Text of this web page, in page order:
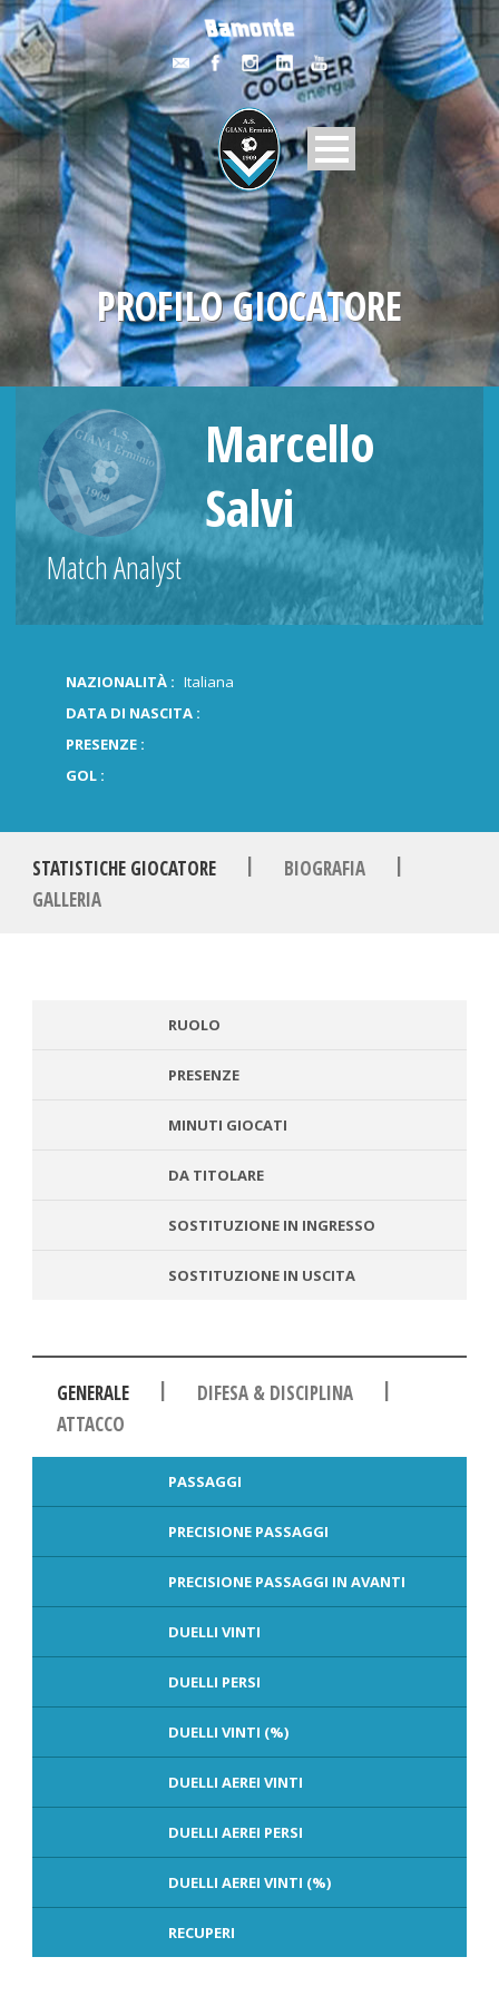
PROFILO GIOCATORE
Marcello
Salvi
Match Analyst
NAZIONALITÀ : Italiana
DATA DI NASCITA :
PRESENZE :
GOL :
STATISTICHE GIOCATORE | BIOGRAFIA
|
GALLERIA
RUOLO
PRESENZE
MINUTI GIOCATI
DA TITOLARE
SOSTITUZIONE IN INGRESSO
SOSTITUZIONE IN USCITA
GENERALE | DIFESA & DISCIPLINA
|
ATTACCO
PASSAGGI
PRECISIONE PASSAGGI
PRECISIONE PASSAGGI IN AVANTI
DUELLI VINTI
DUELLI PERSI
DUELLI VINTI (%)
DUELLI AEREI VINTI
DUELLI AEREI PERSI
DUELLI AEREI VINTI (%)
RECUPERI